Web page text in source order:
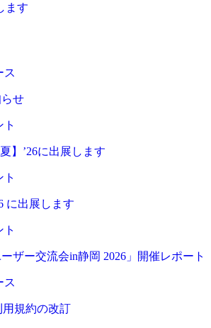
ます
ス
せ
ト
】’26に出展します
ト
に出展します
ト
ーザー交流会in静岡 2026」開催レポート
ス
規約の改訂